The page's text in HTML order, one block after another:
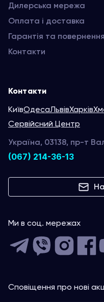
Дилерська мережа
Оплата і доставка
Гарантія та повернення
Контакти
Контакти
КиївОдесаЛьвівХарків
Сервійсний Центр
Україна, 03138, пр-т
(067) 214-36-13
Ми в соц. мережах
Сповіщення про нові